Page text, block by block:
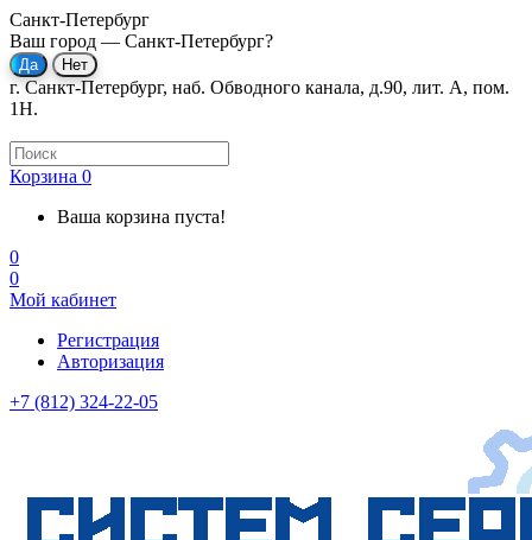
Санкт-Петербург
Ваш город — Санкт-Петербург?
г. Санкт-Петербург, наб. Обводного канала, д.90, лит. А, пом.
1Н.
Корзина 0
Ваша корзина пуста!
0
0
Мой кабинет
Регистрация
Авторизация
+7 (812) 324-22-05